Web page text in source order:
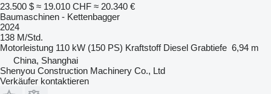
23.500 $ ≈ 19.010 CHF ≈ 20.340 €
Baumaschinen - Kettenbagger
2024
138 M/Std.
Motorleistung 110 kW (150 PS) Kraftstoff Diesel Grabtiefe 6,94 m
China, Shanghai
Shenyou Construction Machinery Co., Ltd
Verkäufer kontaktieren